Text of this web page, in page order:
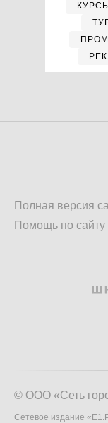
Полная версия
Помощь по сайту
© ООО «Сеть
Сетевое издание